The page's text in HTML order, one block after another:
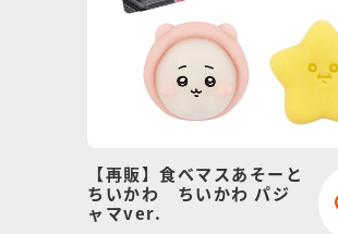
【再販】食べマスあそーと
ちいかわ ちいかわ パジ
ャマver.